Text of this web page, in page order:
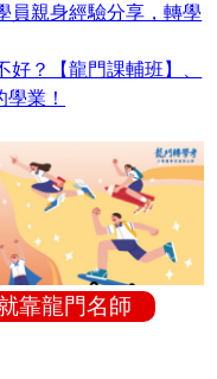
員親身經驗分享，轉學
？【龍門課輔班】、
業！
靠龍門名師